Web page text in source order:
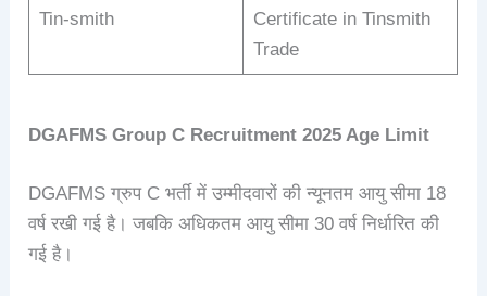
Tin-smith
Certificate in Tinsmith
Trade
DGAFMS Group C Recruitment 2025 Age Limit
DGAFMS ग्रुप C भर्ती में उम्मीदवारों की न्यूनतम आयु सीमा 18
वर्ष रखी गई है। जबकि अधिकतम आयु सीमा 30 वर्ष निर्धारित की
गई है।